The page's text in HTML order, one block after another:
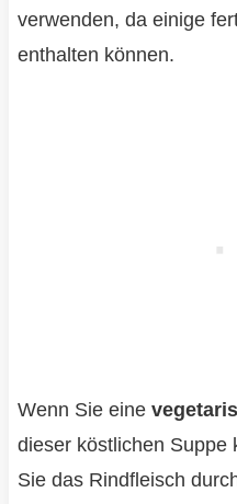
verwenden, da einige
enthalten können.
Wenn Sie eine
dieser köstlichen Suppe
Sie das Rindfleisch